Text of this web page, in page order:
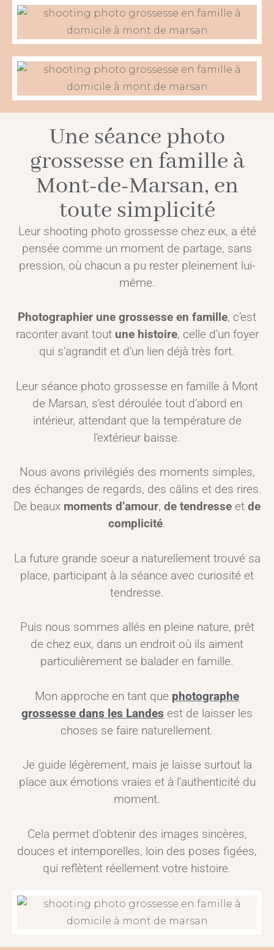
Une séance photo
grossesse en famille à
Mont-de-Marsan, en
toute simplicité
Leur shooting photo grossesse chez eux, a été
pensée comme un moment de partage, sans
pression, où chacun a pu rester pleinement lui-
même.
Photographier une grossesse en famille, c’est
raconter avant tout une histoire, celle d’un foyer
qui s’agrandit et d’un lien déjà très fort.
Leur séance photo grossesse en famille à Mont
de Marsan, s’est déroulée tout d’abord en
intérieur, attendant que la température de
l’extérieur baisse.
Nous avons privilégiés des moments simples,
des échanges de regards, des câlins et des rires.
De beaux moments d’amour, de tendresse et de
complicité.
La future grande soeur a naturellement trouvé sa
place, participant à la séance avec curiosité et
tendresse.
Puis nous sommes allés en pleine nature, prêt
de chez eux, dans un endroit où ils aiment
particulièrement se balader en famille.
Mon approche en tant que photographe
grossesse dans les Landes est de laisser les
choses se faire naturellement.
Je guide légèrement, mais je laisse surtout la
place aux émotions vraies et à l’authenticité du
moment.
Cela permet d’obtenir des images sincères,
douces et intemporelles, loin des poses figées,
qui reflètent réellement votre histoire.